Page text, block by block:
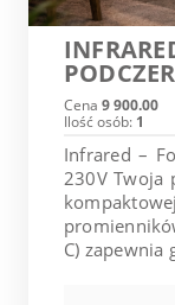
Cena 9 900.00
Ilość osób: 1
Infrared –
230V Twoja
C) zapewnia